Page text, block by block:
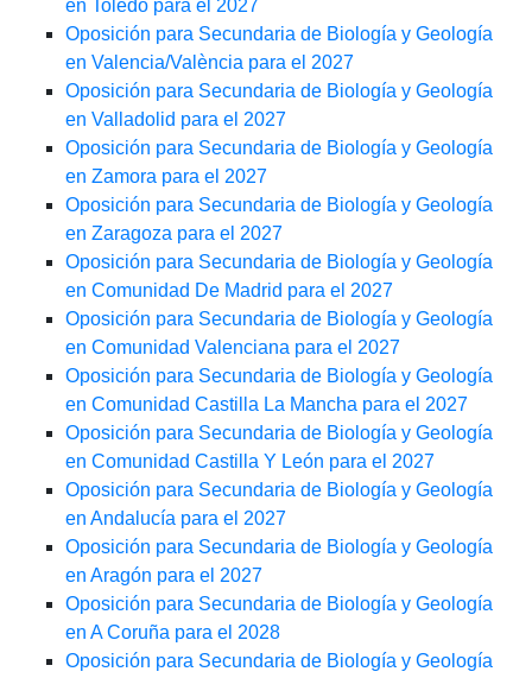
en Toledo para el 2027
Oposición para Secundaria de Biología y Geología
en Valencia/València para el 2027
Oposición para Secundaria de Biología y Geología
en Valladolid para el 2027
Oposición para Secundaria de Biología y Geología
en Zamora para el 2027
Oposición para Secundaria de Biología y Geología
en Zaragoza para el 2027
Oposición para Secundaria de Biología y Geología
en Comunidad De Madrid para el 2027
Oposición para Secundaria de Biología y Geología
en Comunidad Valenciana para el 2027
Oposición para Secundaria de Biología y Geología
en Comunidad Castilla La Mancha para el 2027
Oposición para Secundaria de Biología y Geología
en Comunidad Castilla Y León para el 2027
Oposición para Secundaria de Biología y Geología
en Andalucía para el 2027
Oposición para Secundaria de Biología y Geología
en Aragón para el 2027
Oposición para Secundaria de Biología y Geología
en A Coruña para el 2028
Oposición para Secundaria de Biología y Geología